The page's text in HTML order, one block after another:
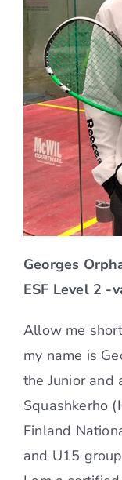
Georges
ESF Level 2 -
Allow me
my name is
the Junior and
Squashkerho
Finland
and U15